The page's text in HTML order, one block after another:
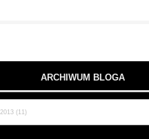
ARCHIWUM BLOGA